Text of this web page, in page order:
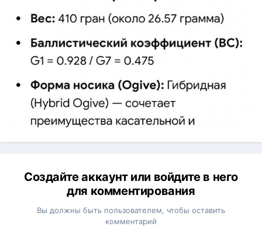
Создайте аккаунт или войдите в него
для комментирования
Вы должны быть пользователем, чтобы оставить
комментарий